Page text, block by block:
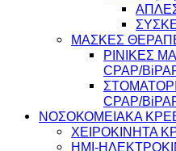
ΜΑΣΚΕΣ
ΡΙΝΙΚΕΣ
CPAP/
CPAP/
ΝΟΣΟΚΟΜΕΙΑΚΑ
ΧΕΙΡΟΚΙΝΗΤΑ
ΗΜΙ-